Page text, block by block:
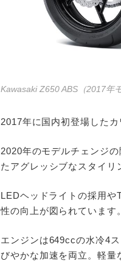
Kawasaki Z650 ABS（2017年
2017年に国内初登場した
2020年のモデルチェンジ
たアグレッシブなスタイリ
LEDヘッドライトの採用
性の向上が図られています。
エンジンは649ccの水冷4
びやかな加速を両立。軽